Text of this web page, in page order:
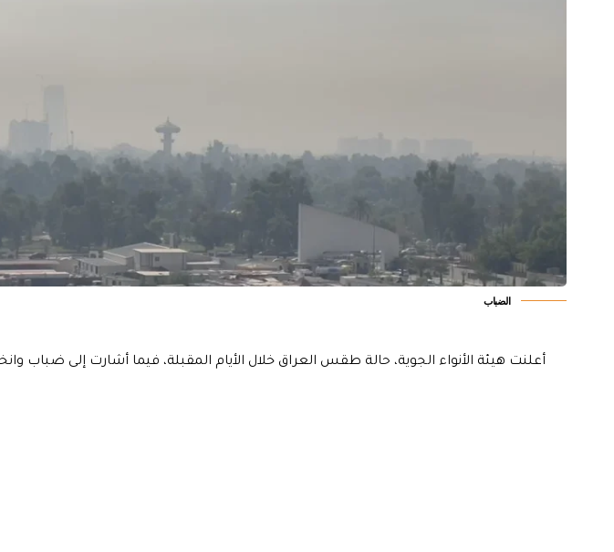
الضباب
أعلنت هيئة الأنواء الجوية، حالة طقس العراق خلال الأيام المقبلة، فيما أشارت إلى ضباب